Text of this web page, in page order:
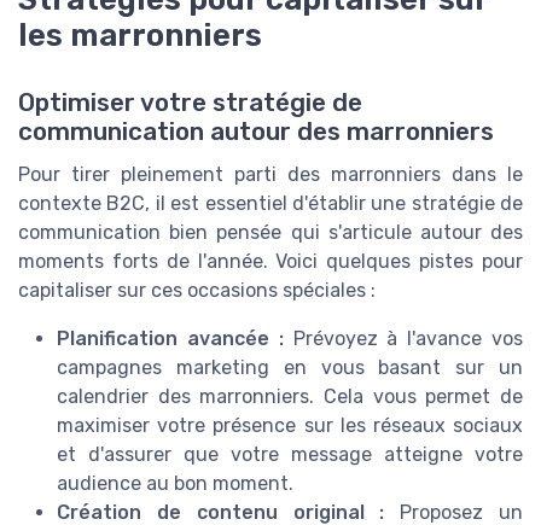
les marronniers
Optimiser votre stratégie de
communication autour des marronniers
Pour tirer pleinement parti des marronniers dans le
contexte B2C, il est essentiel d'établir une stratégie de
communication bien pensée qui s'articule autour des
moments forts de l'année. Voici quelques pistes pour
capitaliser sur ces occasions spéciales :
Planification avancée :Prévoyez à l'avance vos
campagnes marketing en vous basant sur un
calendrier des marronniers. Cela vous permet de
maximiser votre présence sur les réseaux sociaux
et d'assurer que votre message atteigne votre
audience au bon moment.
Création de contenu original : Proposez un